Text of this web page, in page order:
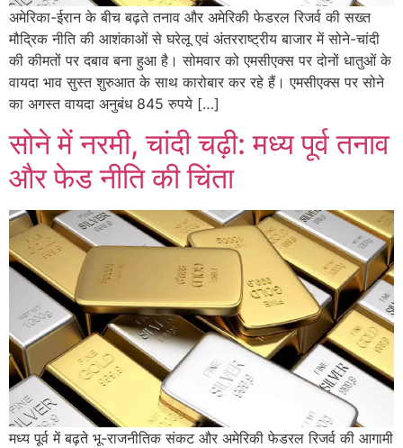
अमेरिका-ईरान के बीच बढ़ते तनाव और अमेरिकी फेडरल रिजर्व की सख्त
मौद्रिक नीति की आशंकाओं से घरेलू एवं अंतरराष्ट्रीय बाजार में सोने-चांदी
की कीमतों पर दबाव बना हुआ है। सोमवार को एमसीएक्स पर दोनों धातुओं के
वायदा भाव सुस्त शुरुआत के साथ कारोबार कर रहे हैं। एमसीएक्स पर सोने
का अगस्त वायदा अनुबंध 845 रुपये […]
सोने में नरमी, चांदी चढ़ी: मध्य पूर्व तनाव
और फेड नीति की चिंता
मध्य पूर्व में बढ़ते भू-राजनीतिक संकट और अमेरिकी फेडरल रिजर्व की आगामी